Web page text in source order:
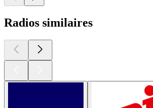
Radios similaires